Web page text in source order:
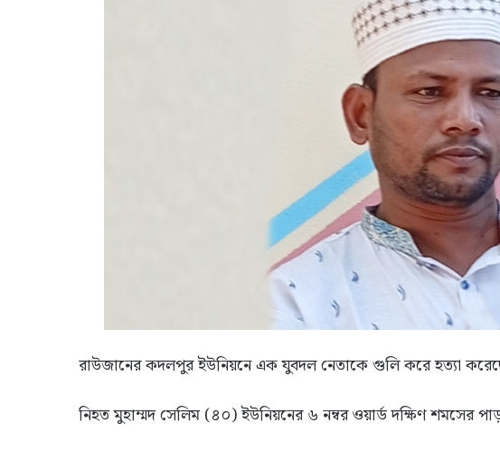
রাউজানের কদলপুর ইউনিয়নে এক যুবদল নেতাকে গুলি করে হত্যা করেছে
নিহত মুহাম্মদ সেলিম (৪০) ইউনিয়নের ৬ নম্বর ওয়ার্ড দক্ষিণ শমসের